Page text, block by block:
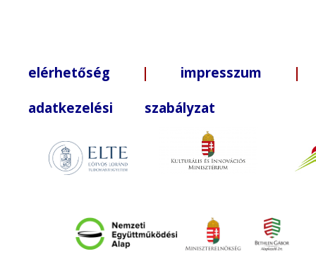
elérhetőség | impresszum |
adatkezelési szabályzat